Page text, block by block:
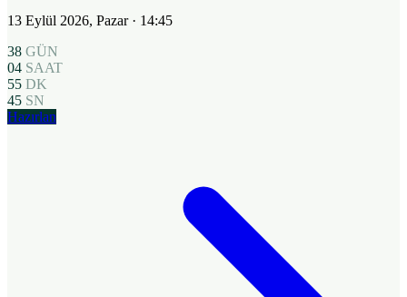
13 Eylül 2026, Pazar · 14:45
38 GÜN
04 SAAT
55 DK
44 SN
Hazırlan